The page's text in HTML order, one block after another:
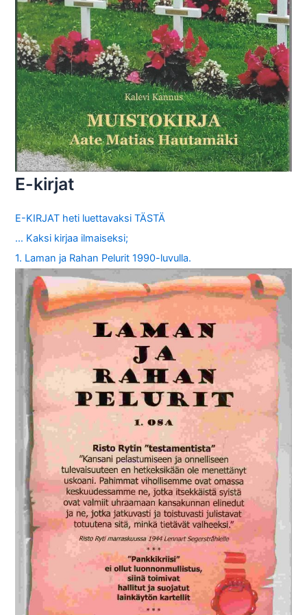
E-kirjat
E-KIRJAT heti luettavaksi TÄSTÄ
… Kaksi kirjaa ilmaiseksi;
1. Laman ja Rahan Pelurit 1990-luvulla.